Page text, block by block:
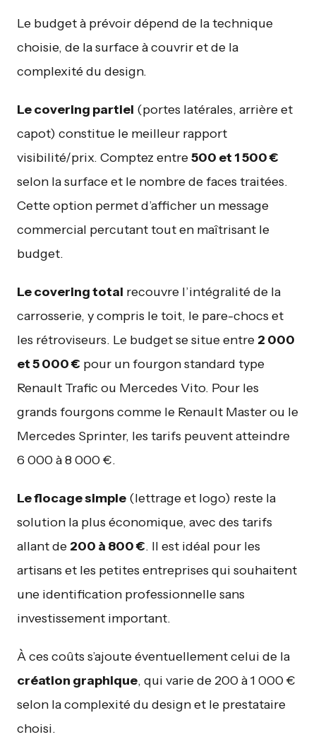
Le budget à prévoir dépend de la technique
choisie, de la surface à couvrir et de la
complexité du design.
Le covering partiel (portes latérales, arrière et
capot) constitue le meilleur rapport
visibilité/prix. Comptez entre500 et 1 500 €
selon la surface et le nombre de faces traitées.
Cette option permet d’afficher un message
commercial percutant tout en maîtrisant le
budget.
Le covering total recouvre l’intégralité de la
carrosserie, y compris le toit, le pare-chocs et
les rétroviseurs. Le budget se situe entre 2 000
et 5 000 € pour un fourgon standard type
Renault Trafic ou Mercedes Vito. Pour les
grands fourgons comme le Renault Master ou le
Mercedes Sprinter, les tarifs peuvent atteindre
6 000 à 8 000 €.
Le flocage simple (lettrage et logo) reste la
solution la plus économique, avec des tarifs
allant de 200 à 800 €. Il est idéal pour les
artisans et les petites entreprises qui souhaitent
une identification professionnelle sans
investissement important.
À ces coûts s’ajoute éventuellement celui de la
création graphique, qui varie de 200 à 1 000 €
selon la complexité du design et le prestataire
choisi.